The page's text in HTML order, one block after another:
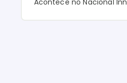
Acontece no Nacional Inn